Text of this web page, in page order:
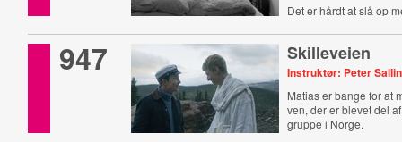
Det er hårdt at slå op
947 Skilleveien
Instruktør: Peter
Matias er bange for at
ven, der er blevet del
gruppe i Norge.